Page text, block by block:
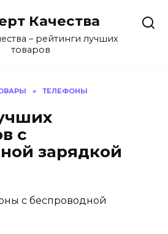
Качества
– рейтинги лучших
товаров
» ТЕЛЕФОНЫ
с
зарядкой